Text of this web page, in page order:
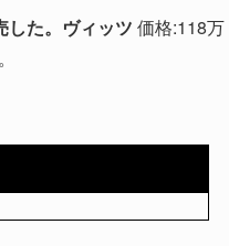
した。ヴィッツ 価格:118万